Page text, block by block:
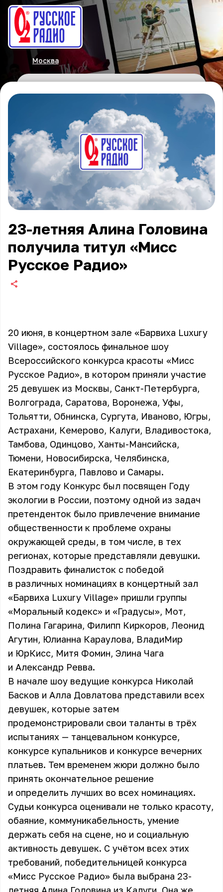
Москва
23-летняя Алина Головина
получила титул «Мисс
Русское Радио»
20 июня, в концертном зале «Барвиха Luxury
Village», состоялось финальное шоу
Всероссийского конкурса красоты «Мисс
Русское Радио», в котором приняли участие
25 девушек из Москвы, Санкт-Петербурга,
Волгограда, Саратова, Воронежа, Уфы,
Тольятти, Обнинска, Сургута, Иваново, Югры,
Астрахани, Кемерово, Калуги, Владивостока,
Тамбова, Одинцово, Ханты-Мансийска,
Тюмени, Новосибирска, Челябинска,
Екатеринбурга, Павлово и Самары.
В этом году Конкурс был посвящен Году
экологии в России, поэтому одной из задач
претенденток было привлечение внимание
общественности к проблеме охраны
окружающей среды, в том числе, в тех
регионах, которые представляли девушки.
Поздравить финалисток с победой
в различных номинациях в концертный зал
«Барвиха Luxury Village» пришли группы
«Моральный кодекс» и «Градусы», Мот,
Полина Гагарина, Филипп Киркоров, Леонид
Агутин, Юлианна Караулова, ВладиМир
и ЮрКисс, Митя Фомин, Элина Чага
и Александр Ревва.
В начале шоу ведущие конкурса Николай
Басков и Алла Довлатова представили всех
девушек, которые затем
продемонстрировали свои таланты в трёх
испытаниях — танцевальном конкурсе,
конкурсе купальников и конкурсе вечерних
платьев. Тем временем жюри должно было
принять окончательное решение
и определить лучших во всех номинациях.
Судьи конкурса оценивали не только красоту,
обаяние, коммуникабельность, умение
держать себя на сцене, но и социальную
активность девушек. С учётом всех этих
требований, победительницей конкурса
«Мисс Русское Радио» была выбрана 23-